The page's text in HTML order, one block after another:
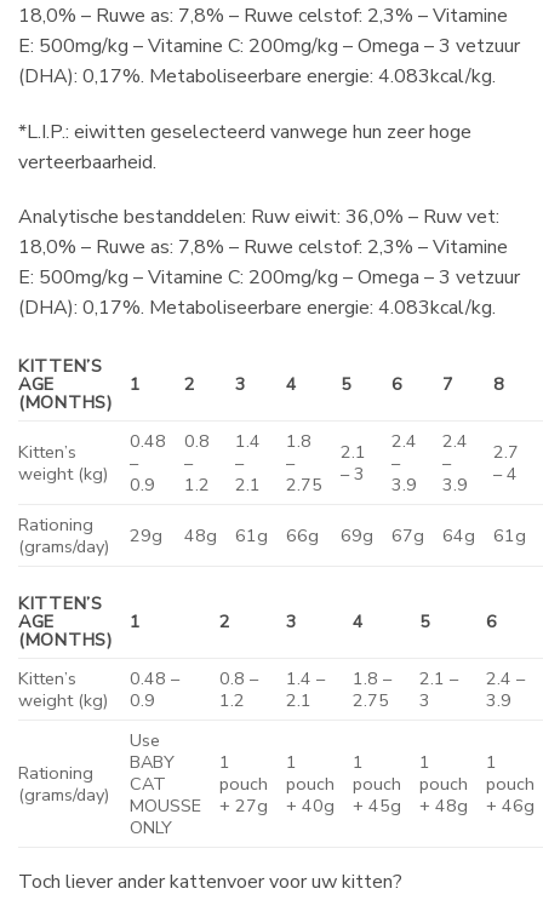
18,0% – Ruwe as: 7,8% – Ruwe celstof: 2,3% – Vitamine
E: 500mg/kg – Vitamine C: 200mg/kg – Omega – 3 vetzuur
(DHA): 0,17%. Metaboliseerbare energie: 4.083kcal/kg.
*L.I.P.: eiwitten geselecteerd vanwege hun zeer hoge
verteerbaarheid.
Analytische bestanddelen: Ruw eiwit: 36,0% – Ruw vet:
18,0% – Ruwe as: 7,8% – Ruwe celstof: 2,3% – Vitamine
E: 500mg/kg – Vitamine C: 200mg/kg – Omega – 3 vetzuur
(DHA): 0,17%. Metaboliseerbare energie: 4.083kcal/kg.
KITTEN’S
AGE
(MONTHS)
1 2 3 4 5 6 7 8
Kitten’s
weight (kg)
0.48
–
0.9
0.8
–
1.2
1.4
–
2.1
1.8
–
2.75
2.1
– 3
2.4
–
3.9
2.4
–
3.9
2.7
– 4
Rationing
(grams/day)
29g 48g 61g 66g 69g 67g 64g 61g
KITTEN’S
AGE
(MONTHS)
1 2 3 4 5 6
Kitten’s
weight (kg)
0.48 –
0.9
0.8 –
1.2
1.4 –
2.1
1.8 –
2.75
2.1 –
3
2.4 –
3.9
Rationing
(grams/day)
Use
BABY
CAT
MOUSSE
ONLY
1
pouch
+ 27g
1
pouch
+ 40g
1
pouch
+ 45g
1
pouch
+ 48g
1
pouch
+ 46g
Toch liever ander kattenvoer voor uw kitten?